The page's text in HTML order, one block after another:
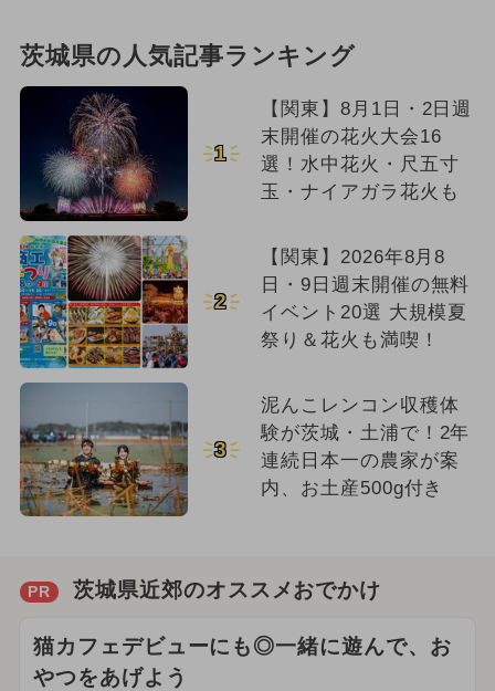
茨城県の人気記事ランキング
1
【関東】8月1日・2日週
末開催の花火大会16
選！水中花火・尺五寸
玉・ナイアガラ花火も
2
【関東】2026年8月8
日・9日週末開催の無料
イベント20選 大規模夏
祭り＆花火も満喫！
3
泥んこレンコン収穫体
験が茨城・土浦で！2年
連続日本一の農家が案
内、お土産500g付き
PR 茨城県近郊のオススメおでかけ
猫カフェデビューにも◎一緒に遊んで、お
やつをあげよう